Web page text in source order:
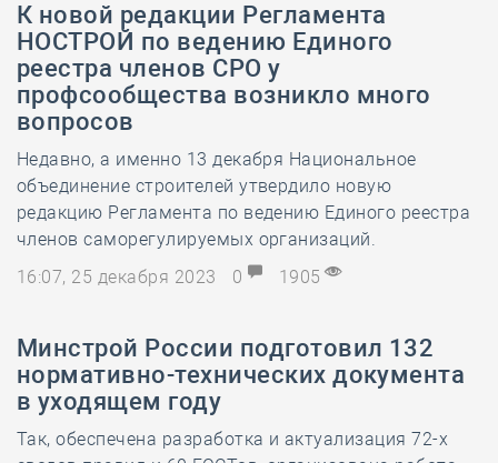
К новой редакции Регламента
НОСТРОЙ по ведению Единого
реестра членов СРО у
профсообщества возникло много
вопросов
Недавно, а именно 13 декабря Национальное
объединение строителей утвердило новую
редакцию Регламента по ведению Единого реестра
членов саморегулируемых организаций.
16:07, 25 декабря 2023
0 1905
Минстрой России подготовил 132
нормативно-технических документа
в уходящем году
Так, обеспечена разработка и актуализация 72-х